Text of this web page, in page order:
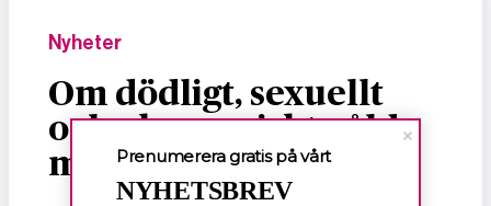
Nyheter
Om dödligt, sexuellt
och ekonomiskt våld
mot kvinnor
Prenumerera gratis på vårt
NYHETSBREV